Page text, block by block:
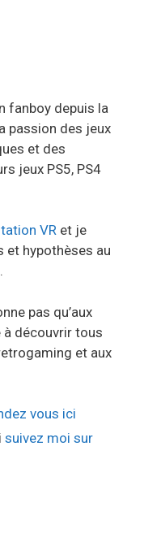
fanboy depuis la
passion des jeux
et des
jeux PS5, PS4
VR et je
et hypothèses au
pas qu’aux
à découvrir tous
et aux
vous ici
suivez moi sur